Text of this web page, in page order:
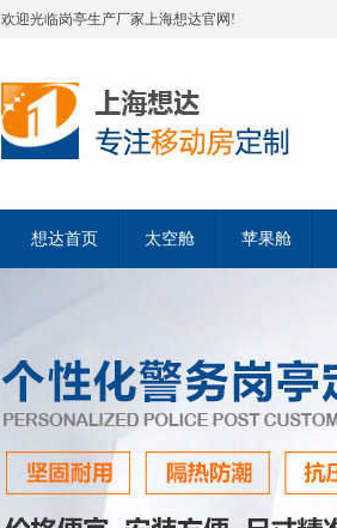
欢迎光临岗亭生产厂家上海想达官网!
想达首页 太空舱 苹果舱